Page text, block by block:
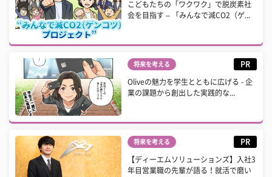
こどもたちの「ワクワク」で脱炭素社
会を目指す – 「みんなで減CO2（ゲ...
将来を考える PR
Oliveの魅力を学生とともに広げる - 企
業の課題から創出した実践的な...
将来を考える PR
【ディーエムソリューションズ】入社3
年目営業職の先輩が語る！就活で磨い